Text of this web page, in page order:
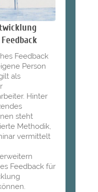
Feedback
Person
als
Hinter
steht
Methodik,
vermittelt
Feedback für